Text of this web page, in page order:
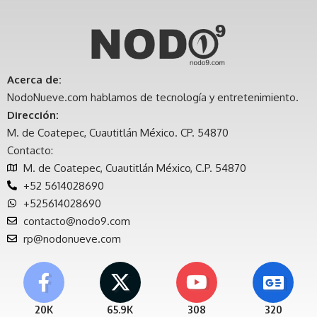
Acerca de:
NodoNueve.com hablamos de tecnología y entretenimiento.
Dirección:
M. de Coatepec, Cuautitlán México. CP. 54870
Contacto:
M. de Coatepec, Cuautitlán México, C.P. 54870
+52 5614028690
+525614028690
contacto@nodo9.com
rp@nodonueve.com
20K 65.9K 308 320